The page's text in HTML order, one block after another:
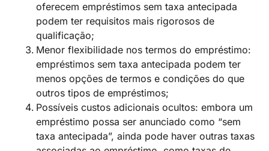
oferecem empréstimos sem taxa antecipada
podem ter requisitos mais rigorosos de
qualificação;
Menor flexibilidade nos termos do empréstimo:
empréstimos sem taxa antecipada podem ter
menos opções de termos e condições do que
outros tipos de empréstimos;
Possíveis custos adicionais ocultos: embora um
empréstimo possa ser anunciado como “sem
taxa antecipada”, ainda pode haver outras taxas